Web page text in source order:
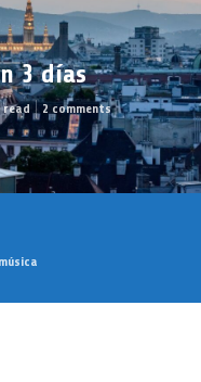
3 días
read 2 comments